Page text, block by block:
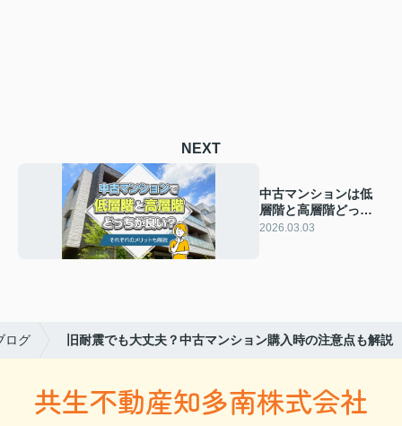
NEXT
中古マンションは低
層階と高層階どっち
が良い？それぞれの
2026.03.03
ログ 旧耐震でも大丈夫？中古マンション購入時の注意点も解説
共生不動産知多南株式会社